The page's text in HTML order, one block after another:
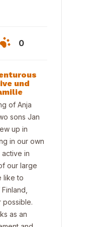
0
und
of Anja
sons Jan
up in
in our own
active in
our large
like to
possible.
as an